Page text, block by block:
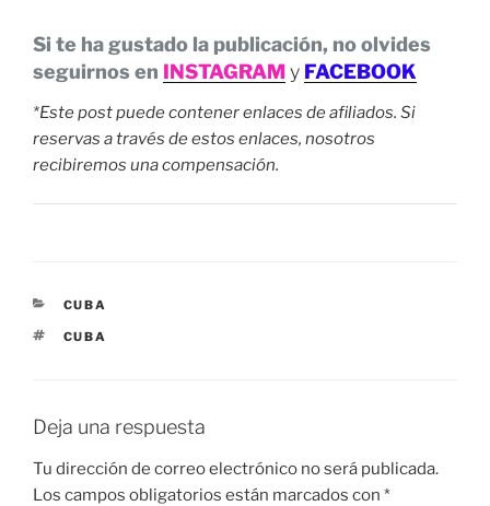
Si te ha gustado la publicación, no olvides
seguirnos en INSTAGRAMy FACEBOOK
*Este post puede contener enlaces de afiliados. Si
reservas a través de estos enlaces, nosotros
recibiremos una compensación.
CATEGORÍAS
CUBA
ETIQUETAS
CUBA
Deja una respuesta
Tu dirección de correo electrónico no será publicada.
Los campos obligatorios están marcados con *